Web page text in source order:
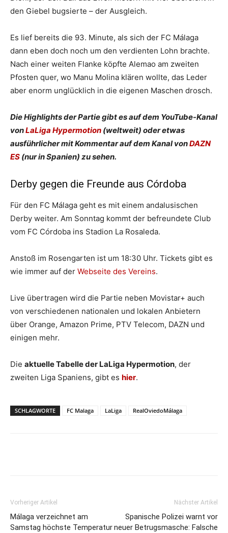
den Giebel bugsierte – der Ausgleich.
Es lief bereits die 93. Minute, als sich der FC Málaga
dann eben doch noch um den verdienten Lohn brachte.
Nach einer weiten Flanke köpfte Alemao am zweiten
Pfosten quer, wo Manu Molina klären wollte, das Leder
aber enorm unglücklich in die eigenen Maschen drosch.
Die Highlights der Partie gibt es auf dem YouTube-Kanal
vonLaLiga Hypermotion (weltweit) oder etwas
ausführlicher mit Kommentar auf dem Kanal vonDAZN
ES (nur in Spanien) zu sehen.
Derby gegen die Freunde aus Córdoba
Für den FC Málaga geht es mit einem andalusischen
Derby weiter. Am Sonntag kommt der befreundete Club
vom FC Córdoba ins Stadion La Rosaleda.
Anstoß im Rosengarten ist um 18:30 Uhr. Tickets gibt es
wie immer auf der Webseite des Vereins.
Live übertragen wird die Partie neben Movistar+ auch
von verschiedenen nationalen und lokalen Anbietern
über Orange, Amazon Prime, PTV Telecom, DAZN und
einigen mehr.
Die aktuelle Tabelle der LaLiga Hypermotion, der
zweiten Liga Spaniens, gibt es hier.
SCHLAGWORTE FC Malaga LaLiga RealOviedoMálaga
Vorheriger Artikel
Málaga verzeichnet am
Samstag höchste Temperatur
Nächster Artikel
Spanische Polizei warnt vor
neuer Betrugsmasche: Falsche